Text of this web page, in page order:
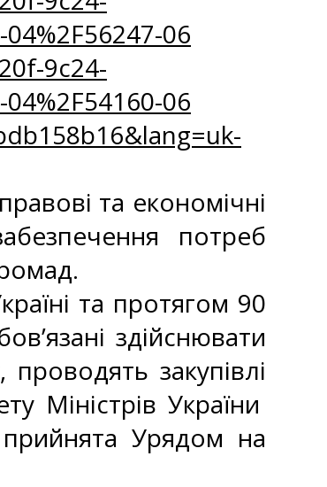
06
9c24-
06
та економічні
потреб
та протягом 90
здійснювати
проводять закупівлі
Міністрів України
Урядом на